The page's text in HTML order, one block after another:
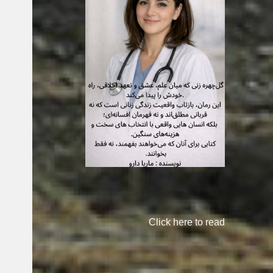
Click here to read